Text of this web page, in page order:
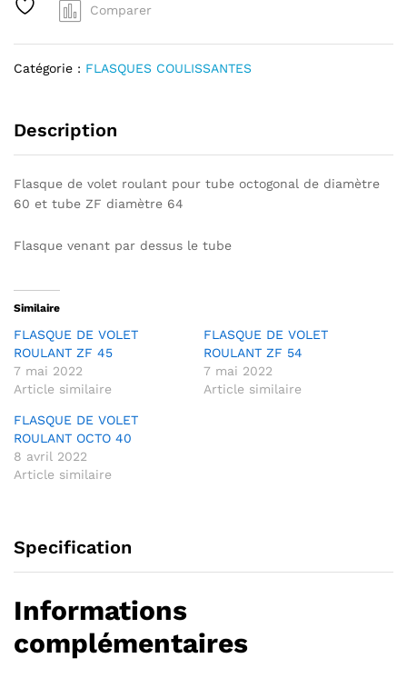
60
Comparer
i
Catégorie : FLASQUES COULISSANTES
Description
Flasque de volet roulant pour tube octogonal de diamètre
60 et tube ZF diamètre 64
Flasque venant par dessus le tube
Similaire
FLASQUE DE VOLET
ROULANT ZF 45
7 mai 2022
Article similaire
FLASQUE DE VOLET
ROULANT ZF 54
7 mai 2022
Article similaire
FLASQUE DE VOLET
ROULANT OCTO 40
8 avril 2022
Article similaire
Specification
Informations
complémentaires